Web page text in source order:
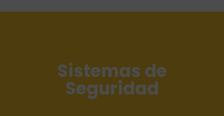
Sistemas de
Seguridad
Sistemas anti-intrusión - Sistemas Grados 3 - CCTV - CCAA
- Central Receptora de Alarmas - Ciberseguridad